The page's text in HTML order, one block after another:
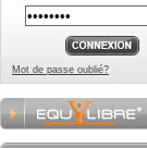
Mot de passe oublié?